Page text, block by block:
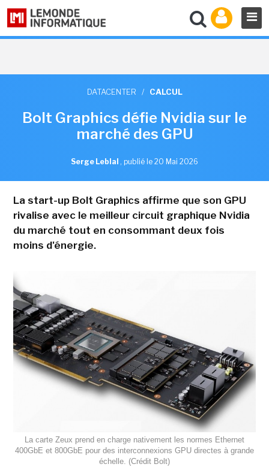
DATACENTER / CALCUL
Bolt Graphics défie Nvidia sur le
marché des GPU
Serge Leblal , publié le 20 Mai 2026
La start-up Bolt Graphics affirme que son GPU
rivalise avec le meilleur circuit graphique Nvidia
du marché tout en consommant deux fois
moins d'énergie.
La carte Zeux prend en charge nativement les normes Ethernet
400GbE et 800GbE pour des interconnexions GPU directes à grande
échelle. (Crédit Bolt)